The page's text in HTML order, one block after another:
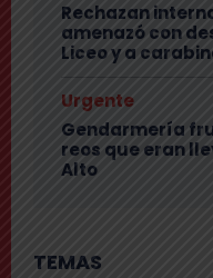
Rechazan
amenazó con
Liceo y a
Urgente
Gendarmería
reos que eran
Alto
TEMAS